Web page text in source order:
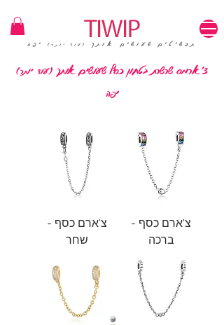
תכשיטים שעושים אותך (עוד יותר)יפה
צ'ארמס שרשרת בטחון כסף שעושים אותך (עוד יותר)
יפה
צ'ארם כסף -
ברכה
צ'ארם כסף -
שחר